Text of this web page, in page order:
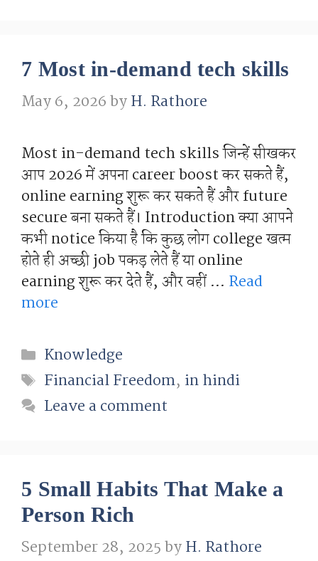
7 Most in-demand tech skills
May 6, 2026byH. Rathore
Most in-demand tech skills जिन्हें सीखकर
आप 2026 में अपना career boost कर सकते हैं,
online earning शुरू कर सकते हैं और future
secure बना सकते हैं। Introduction क्या आपने
कभी notice किया है कि कुछ लोग college खत्म
होते ही अच्छी job पकड़ लेते हैं या online
earning शुरू कर देते हैं, और वहीं … Read
more
Categories
Knowledge
Tags
Financial Freedom, in hindi
Leave a comment
5 Small Habits That Make a
Person Rich
September 28, 2025byH. Rathore